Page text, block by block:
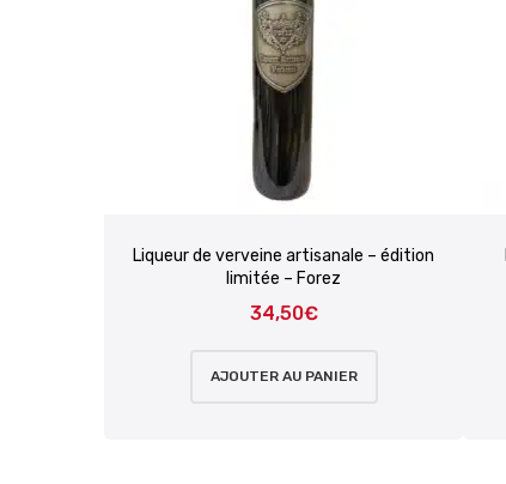
Liqueur de verveine artisanale – édition
limitée – Forez
34,50€
AJOUTER AU PANIER